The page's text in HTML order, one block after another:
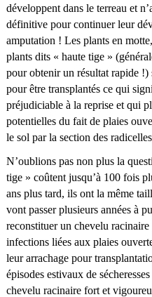
développent dans le terreau et
définitive pour continuer leur
amputation ! Les plants en
plants dits « haute tige »
pour obtenir un résultat rapide !)
pour être transplantés ce qui
préjudiciable à la reprise et qui
potentielles du fait de plaies
le sol par la section des
N’oublions pas non plus la
tige » coûtent jusqu’à 100 fois
ans plus tard, ils ont la même
vont passer plusieurs années à
reconstituer un chevelu
infections liées aux plaies
leur arrachage pour
épisodes estivaux de
chevelu racinaire fort et